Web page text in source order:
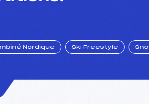
Nordique Ski Freestyle